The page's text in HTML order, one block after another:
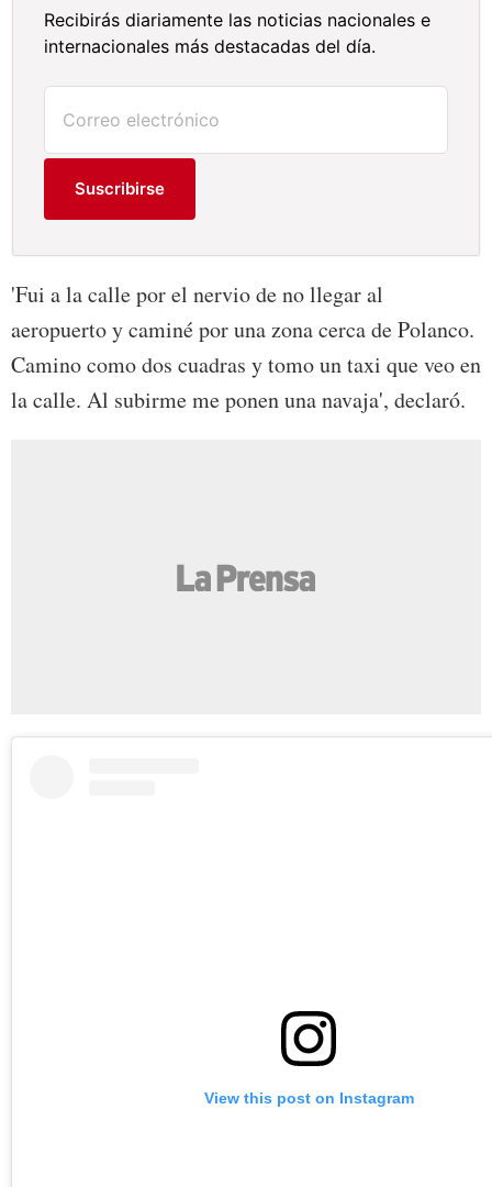
Recibirás diariamente las noticias nacionales e
internacionales más destacadas del día.
Suscribirse
'Fui a la calle por el nervio de no llegar al
aeropuerto y caminé por una zona cerca de Polanco.
Camino como dos cuadras y tomo un taxi que veo en
la calle. Al subirme me ponen una navaja', declaró.
View this post on Instagram